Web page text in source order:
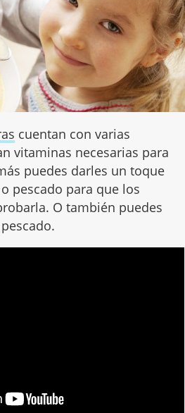
cuentan con varias
vitaminas necesarias para
puedes darles un toque
pescado para que los
O también puedes